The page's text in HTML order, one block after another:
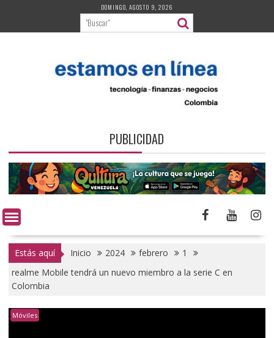
contenido
DOMINGO, AGOSTO 9, 2026
PUBLICIDAD
Estás aquí Inicio 2024 febrero
1
realme Mobile tendrá un nuevo miembro a la serie C en
Colombia
Móviles